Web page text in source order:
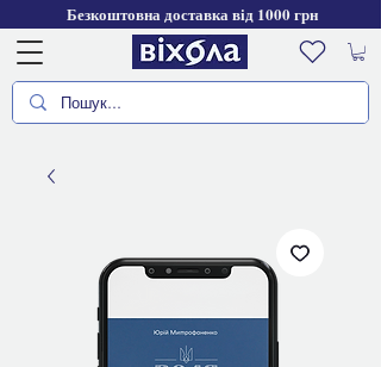
Безкоштовна доставка від 1000 грн